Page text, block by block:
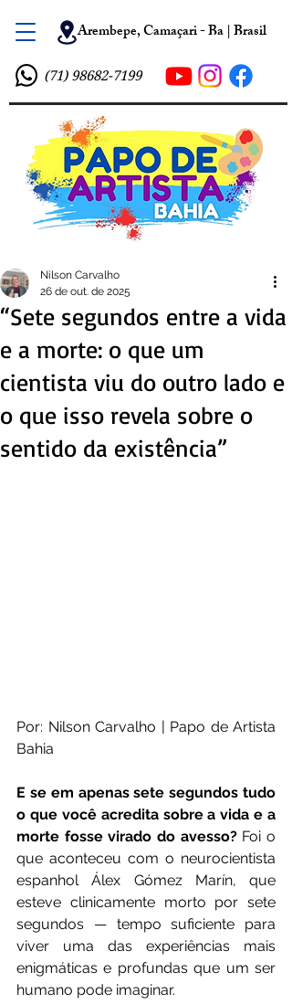
Arembepe, Camaçari - Ba | Brasil
(71) 98682-7199
“Sete segundos entre a vida
e a morte: o que um
cientista viu do outro lado e
o que isso revela sobre o
sentido da existência”
Nilson Carvalho
26 de out. de 2025
Por: Nilson Carvalho | Papo de Artista
Bahia
E se em apenas sete segundos tudo
o que você acredita sobre a vida e a
morte fosse virado do avesso? Foi o
que aconteceu com o neurocientista
espanhol Álex Gómez Marín, que
esteve clinicamente morto por sete
segundos — tempo suficiente para
viver uma das experiências mais
enigmáticas e profundas que um ser
humano pode imaginar.